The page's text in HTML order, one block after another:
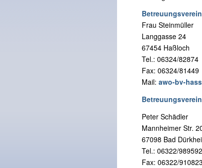
Frau Steinmüller
Langgasse 24
67454 Haßloch
Tel.: 06324/82874
Fax: 06324/81449
Mail: awo-bv-
Peter Schädler
Mannheimer Str.
67098 Bad
Tel.: 06322/989592
Fax: 06322/